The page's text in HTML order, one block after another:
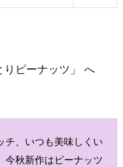
りピーナッツ」 へ
チ、いつも美味しくい
今秋新作はピーナッツ